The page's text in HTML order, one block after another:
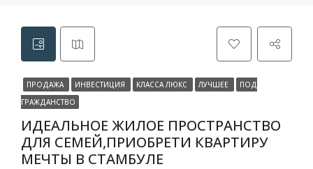
ПРОДАЖА ИНВЕСТИЦИЯ КЛАССА ЛЮКС ЛУЧШЕЕ
ПОД
ГРАЖДАНСТВО
ИДЕАЛЬНОЕ ЖИЛОЕ ПРОСТРАНСТВО
ДЛЯ СЕМЕЙ,ПРИОБРЕТИ КВАРТИРУ
МЕЧТЫ В СТАМБУЛЕ